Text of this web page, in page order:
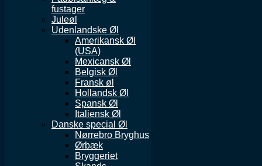
fustager
Juleøl
Udenlandske Øl
Amerikansk Øl
(USA)
Mexicansk Øl
Belgisk Øl
Fransk øl
Hollandsk Øl
Spansk Øl
Italiensk Øl
Danske special Øl
Nørrebro Bryghus
Ørbæk
Bryggeriet